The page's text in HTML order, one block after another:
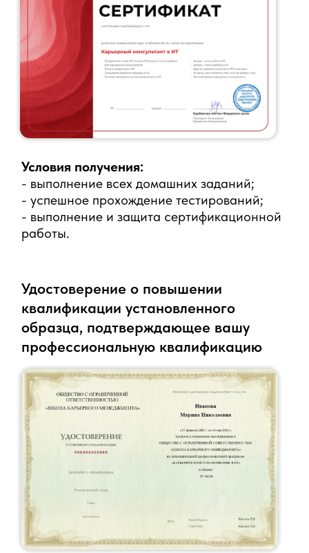
экспертом-практиком
Вы разберете реальный кейс из ИТ-
сферы под руководством эксперта и
увидите в действии, как работает
профессиональная методология
консультации
Никакой «воды». Только
прикладные знания, которые можно
сразу применять в работе с
клиентами